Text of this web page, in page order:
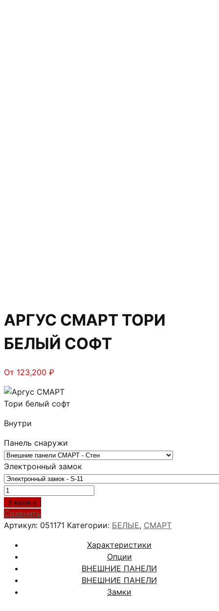
АРГУС СМАРТ ТОРИ
БЕЛЫЙ СОФТ
От 123,200 ₽
Внутри
Панель снаружи
Электронный замок
Количество
товара
АРГУС
СМАРТ
БЕЛЫЙ
СОФТ
В корзину
Сравнить
Артикул: 051171 Категории: БЕЛЫЕ, СМАРТ
Характеристики
Опции
ВНЕШНИЕ ПАНЕЛИ
ВНЕШНИЕ ПАНЕЛИ
Замки